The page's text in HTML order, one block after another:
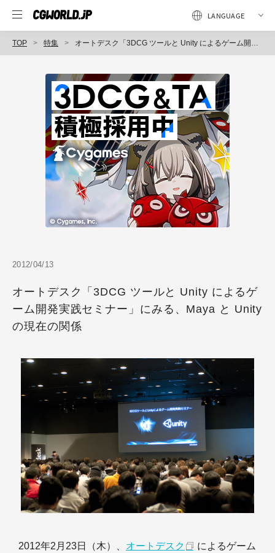
TOP 特集 オートデスク「3DCG ツールと Unity によるゲーム開発実践セミナー」にみる、Maya と Unity の現在の関係
2012/04/13
オートデスク「3DCG ツールと Unity によるゲ
ーム開発実践セミナー」にみる、Maya と Unity
の現在の関係
2012年2月23日（木）、 オートデスク
によるゲーム